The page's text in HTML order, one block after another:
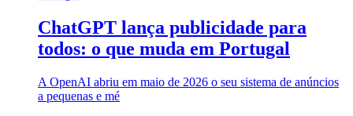
ChatGPT lança publicidade para
todos: o que muda em Portugal
A OpenAI abriu em maio de 2026 o seu sistema de anúncios
a pequenas e mé